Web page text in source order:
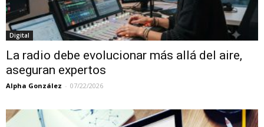
Digital
La radio debe evolucionar más allá del aire,
aseguran expertos
Alpha González - 07/22/2026